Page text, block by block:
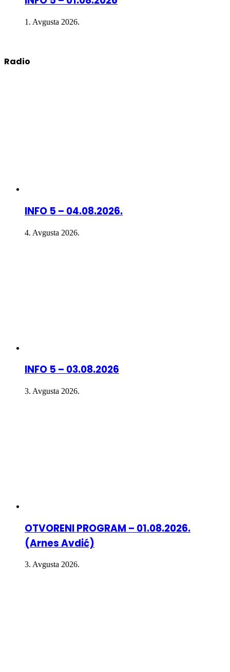
1. Avgusta 2026.
Radio
INFO 5 – 04.08.2026.
4. Avgusta 2026.
INFO 5 – 03.08.2026
3. Avgusta 2026.
OTVORENI PROGRAM – 01.08.2026.
(Arnes Avdić)
3. Avgusta 2026.